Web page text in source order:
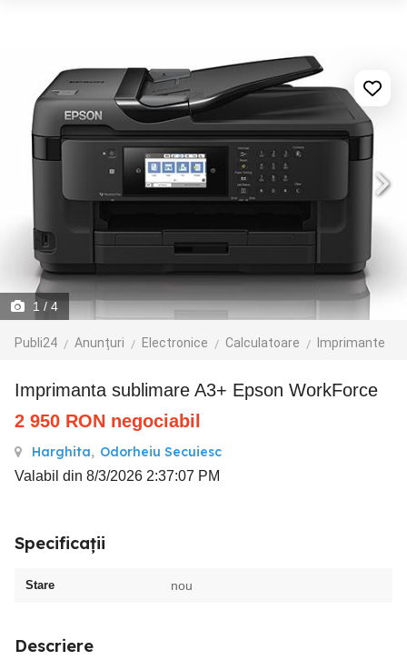
1 / 4
Publi24 Anunțuri Electronice Calculatoare Imprimante
Imprimanta sublimare A3+ Epson WorkForce
2 950 RON negociabil
Harghita, Odorheiu Secuiesc
Valabil din 8/3/2026 2:37:07 PM
Specificații
Stare nou
Descriere